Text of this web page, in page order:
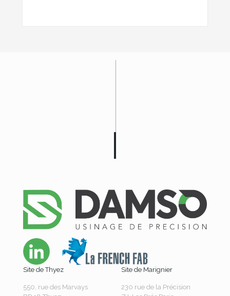
Site de Thyez
550, rue des Marvays
Site de Marignier
230 rue de la Précision